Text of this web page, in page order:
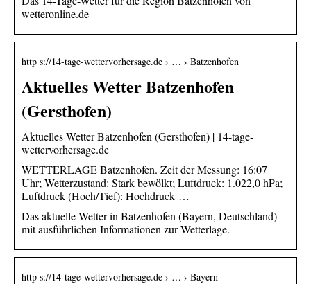
wetteronline.de
http s://14-tage-wettervorhersage.de › … › Batzenhofen
Aktuelles Wetter Batzenhofen
(Gersthofen)
Aktuelles Wetter Batzenhofen (Gersthofen) | 14-tage-
wettervorhersage.de
WETTERLAGE Batzenhofen. Zeit der Messung: 16:07
Uhr; Wetterzustand: Stark bewölkt; Luftdruck: 1.022,0 hPa;
Luftdruck (Hoch/Tief): Hochdruck …
Das aktuelle Wetter in Batzenhofen (Bayern, Deutschland)
mit ausführlichen Informationen zur Wetterlage.
http s://14-tage-wettervorhersage.de › … › Bayern